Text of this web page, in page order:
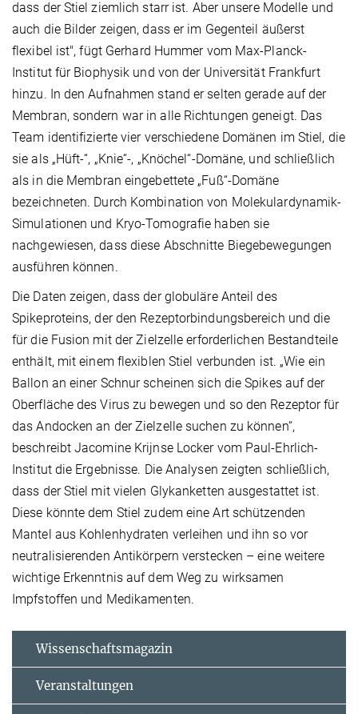
dass der Stiel ziemlich starr ist. Aber unsere Modelle und
auch die Bilder zeigen, dass er im Gegenteil äußerst
flexibel ist", fügt Gerhard Hummer vom Max-Planck-
Institut für Biophysik und von der Universität Frankfurt
hinzu. In den Aufnahmen stand er selten gerade auf der
Membran, sondern war in alle Richtungen geneigt. Das
Team identifizierte vier verschiedene Domänen im Stiel, die
sie als „Hüft-“, „Knie“-, „Knöchel“-Domäne, und schließlich
als in die Membran eingebettete „Fuß“-Domäne
bezeichneten. Durch Kombination von Molekulardynamik-
Simulationen und Kryo-Tomografie haben sie
nachgewiesen, dass diese Abschnitte Biegebewegungen
ausführen können.
Die Daten zeigen, dass der globuläre Anteil des
Spikeproteins, der den Rezeptorbindungsbereich und die
für die Fusion mit der Zielzelle erforderlichen Bestandteile
enthält, mit einem flexiblen Stiel verbunden ist. „Wie ein
Ballon an einer Schnur scheinen sich die Spikes auf der
Oberfläche des Virus zu bewegen und so den Rezeptor für
das Andocken an der Zielzelle suchen zu können“,
beschreibt Jacomine Krijnse Locker vom Paul-Ehrlich-
Institut die Ergebnisse. Die Analysen zeigten schließlich,
dass der Stiel mit vielen Glykanketten ausgestattet ist.
Diese könnte dem Stiel zudem eine Art schützenden
Mantel aus Kohlenhydraten verleihen und ihn so vor
neutralisierenden Antikörpern verstecken – eine weitere
wichtige Erkenntnis auf dem Weg zu wirksamen
Impfstoffen und Medikamenten.
Wissenschaftsmagazin
Veranstaltungen